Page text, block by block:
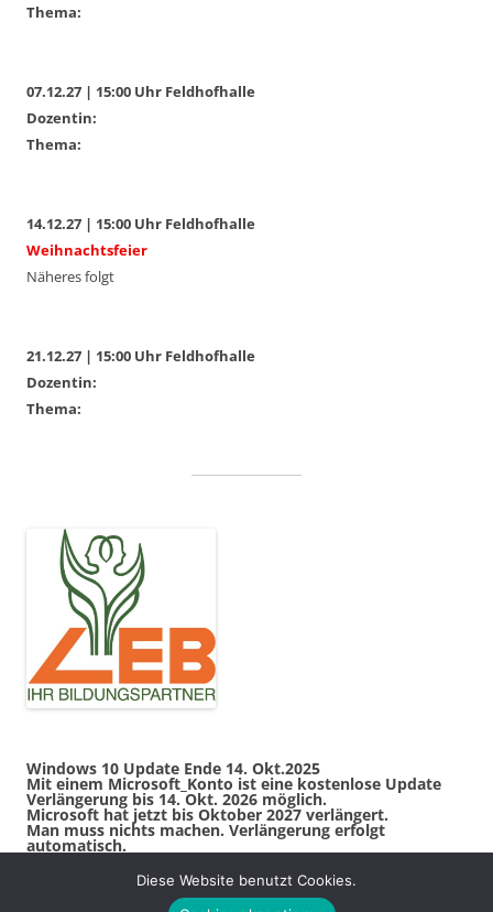
Thema:
07.12.27 | 15:00 Uhr Feldhofhalle
Dozentin:
Thema:
14.12.27 | 15:00 Uhr Feldhofhalle
Weihnachtsfeier
Näheres folgt
21.12.27 | 15:00 Uhr Feldhofhalle
Dozentin:
Thema:
Windows 10 Update Ende 14. Okt.2025
Mit einem Microsoft_Konto ist eine kostenlose Update
Verlängerung bis 14. Okt. 2026 möglich.
Microsoft hat jetzt bis Oktober 2027 verlängert.
Man muss nichts machen. Verlängerung erfolgt
automatisch.
Diese Website benutzt Cookies.